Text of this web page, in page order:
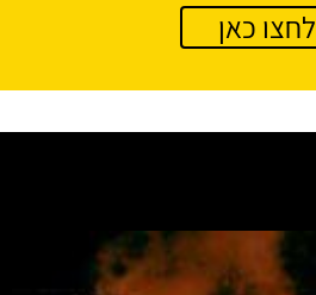
לחצו כאן